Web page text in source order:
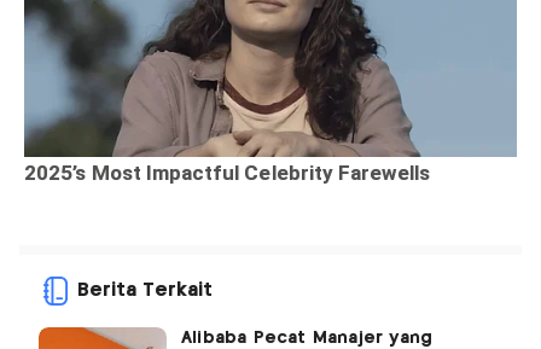
Berita Terkait
Alibaba Pecat Manajer yang